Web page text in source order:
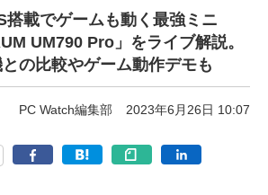
搭載でゲームも動く最強ミニ
UM790 Pro」をライブ解説。
の比較やゲーム動作デモも
PC Watch編集部 2023年6月26日 10:07